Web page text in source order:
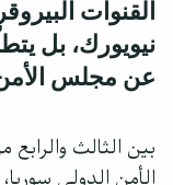
القنوات
نيويورك، بل
عن مجلس
بين الثالث